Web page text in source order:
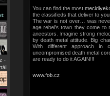
You can find the most
the classifieds that deliver to
The war is not over… was
age rebel’s town they come
ancestors. Imagine strong
by death metal attitude. Big
With different approach in
uncompromised death metal
are ready to do it AGAIN!!!
www.fob.cz